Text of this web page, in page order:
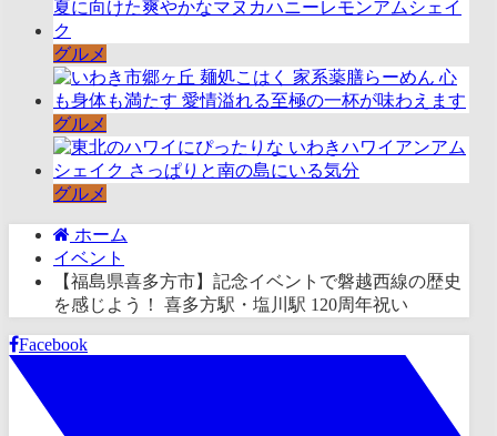
グルメ
グルメ
グルメ
ホーム
イベント
【福島県喜多方市】記念イベントで磐越西線の歴史
を感じよう！ 喜多方駅・塩川駅 120周年祝い
Facebook